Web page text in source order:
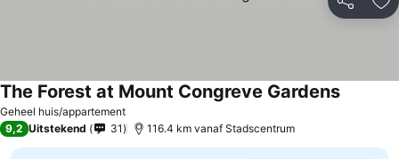
Delen
Geheel huis/appartement
The Forest at Mount Congreve GardensPrijzen
9,2 Uitstekend 31 116.4 km vanaf Stadscentrum